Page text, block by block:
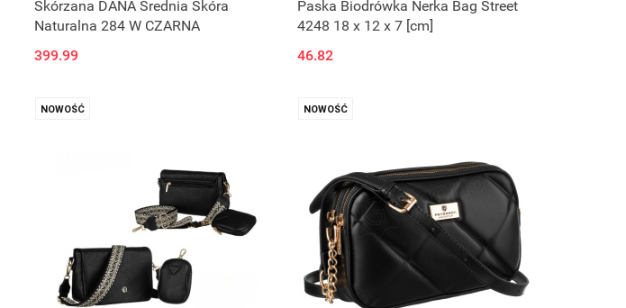
Skórzana DANA Średnia Skóra
Naturalna 284 W CZARNA
399.99
Paska Biodrówka Nerka Bag Street
4248 18 x 12 x 7 [cm]
46.82
NOWOŚĆ NOWOŚĆ